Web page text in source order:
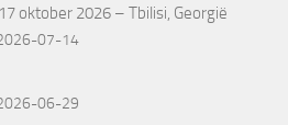
oktober 2026 – Tbilisi, Georgië
07-14
06-29